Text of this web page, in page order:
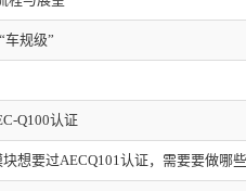
车规级”
Q100认证
想要过AECQ101认证，需要要做哪些